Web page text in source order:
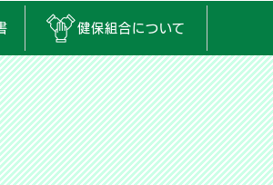
健保組合について